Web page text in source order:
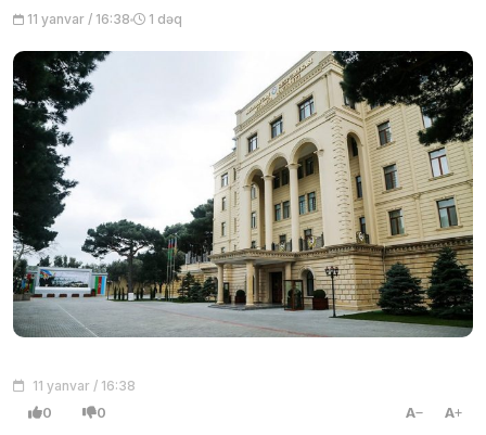
11 yanvar / 16:38 1 dəq
11 yanvar / 16:38
0 0 A A